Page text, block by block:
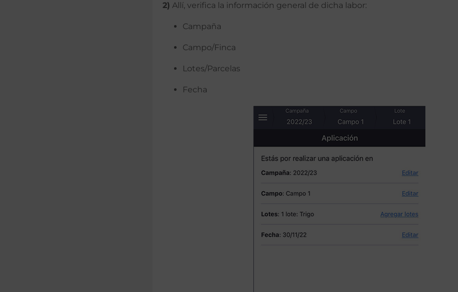
2) Allí, verifica la información general de dicha labor:
Campaña
Campo/Finca
Lotes/Parcelas
Fecha